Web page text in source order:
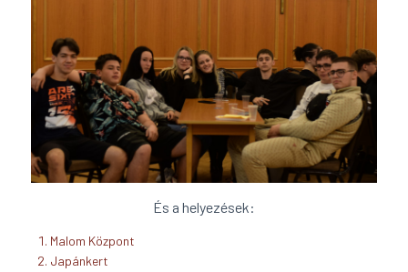
És a helyezések:
Malom Központ
Japánkert